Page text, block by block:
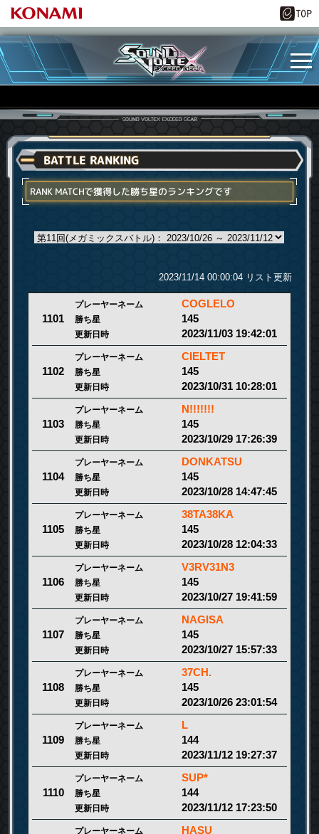
BATTLE RANKING
RANK MATCHで獲得した勝ち星のランキングです
2023/11/14 00:00:04 リスト更新
1101
プレーヤーネーム COGLELO
勝ち星 145
更新日時 2023/11/03 19:42:01
1102
プレーヤーネーム CIELTET
勝ち星 145
更新日時 2023/10/31 10:28:01
1103
プレーヤーネーム N!!!!!!!
勝ち星 145
更新日時 2023/10/29 17:26:39
1104
プレーヤーネーム DONKATSU
勝ち星 145
更新日時 2023/10/28 14:47:45
1105
プレーヤーネーム 38TA38KA
勝ち星 145
更新日時 2023/10/28 12:04:33
1106
プレーヤーネーム V3RV31N3
勝ち星 145
更新日時 2023/10/27 19:41:59
1107
プレーヤーネーム NAGISA
勝ち星 145
更新日時 2023/10/27 15:57:33
1108
プレーヤーネーム 37CH.
勝ち星 145
更新日時 2023/10/26 23:01:54
1109
プレーヤーネーム L
勝ち星 144
更新日時 2023/11/12 19:27:37
1110
プレーヤーネーム SUP*
勝ち星 144
更新日時 2023/11/12 17:23:50
プレーヤーネーム HASU